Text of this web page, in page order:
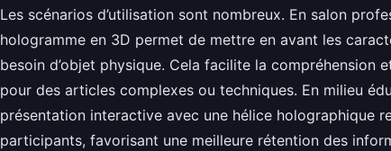
Les scénarios d’utilisation sont nombreux. En salon
hologramme en 3D permet de mettre en avant les
besoin d’objet physique. Cela facilite la compréhension
pour des articles complexes ou techniques. En milieu
présentation interactive avec une hélice holographique
participants, favorisant une meilleure rétention des